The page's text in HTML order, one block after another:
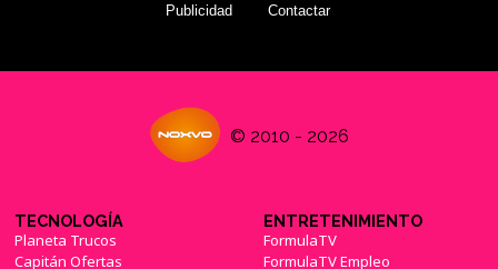
Publicidad Contactar
© 2010 - 2026
TECNOLOGÍA
Planeta Trucos
Capitán Ofertas
ENTRETENIMIENTO
FormulaTV
FormulaTV Empleo